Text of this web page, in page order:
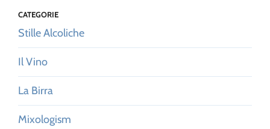
CATEGORIE
Stille Alcoliche
Il Vino
La Birra
Mixologism